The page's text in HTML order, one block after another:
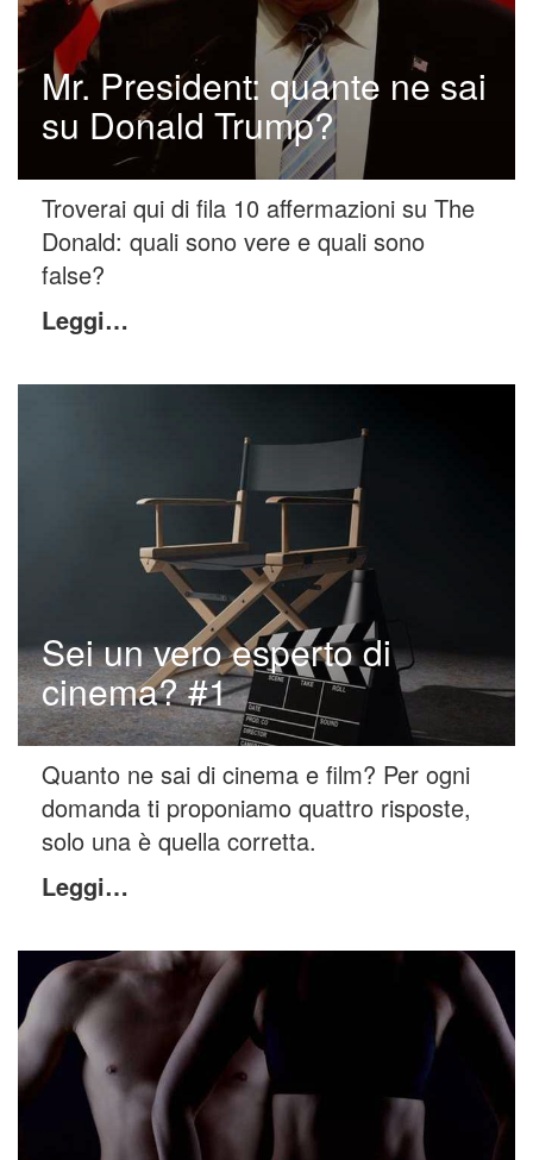
Mr. President: quante ne sai
su Donald Trump?
Troverai qui di fila 10 affermazioni su The
Donald: quali sono vere e quali sono
false?
Leggi…
Sei un vero esperto di
cinema? #1
Quanto ne sai di cinema e film? Per ogni
domanda ti proponiamo quattro risposte,
solo una è quella corretta.
Leggi…